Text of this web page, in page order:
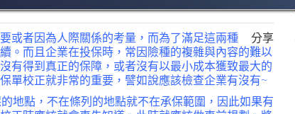
分享
或者因為人際關係的考量，而為了滿足這兩種
。而且企業在投保時，常因險種的複雜與內容的難以
有得到真正的保障，或者沒有以最小成本獲致最大的
單校正就非常的重要，譬如說應該檢查企業有沒有~
地點，不在條列的地點就不在承保範圍，因此如果有